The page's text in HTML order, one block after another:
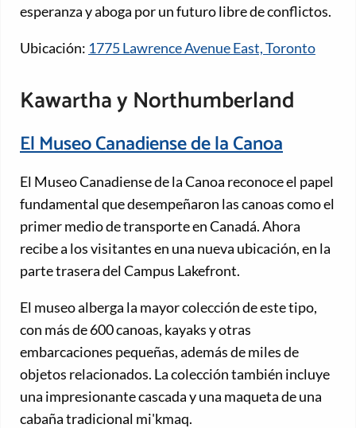
esperanza y aboga por un futuro libre de conflictos.
Ubicación: 1775 Lawrence Avenue East, Toronto
Kawartha y Northumberland
El Museo Canadiense de la Canoa
El Museo Canadiense de la Canoa reconoce el papel
fundamental que desempeñaron las canoas como el
primer medio de transporte en Canadá. Ahora
recibe a los visitantes en una nueva ubicación, en la
parte trasera del Campus Lakefront.
El museo alberga la mayor colección de este tipo,
con más de 600 canoas, kayaks y otras
embarcaciones pequeñas, además de miles de
objetos relacionados. La colección también incluye
una impresionante cascada y una maqueta de una
cabaña tradicional mi'kmaq.